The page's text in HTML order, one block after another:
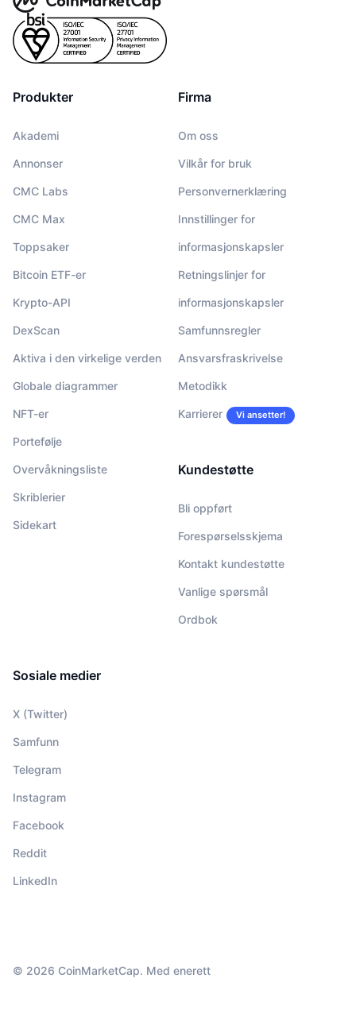
Produkter
Akademi
Annonser
CMC Labs
CMC Max
Toppsaker
Bitcoin ETF-er
Krypto-API
DexScan
Aktiva i den virkelige verden
Globale diagrammer
NFT-er
Portefølje
Overvåkningsliste
Skriblerier
Sidekart
Firma
Om oss
Vilkår for bruk
Personvernerklæring
Innstillinger for
informasjonskapsler
Retningslinjer for
informasjonskapsler
Samfunnsregler
Ansvarsfraskrivelse
Metodikk
Karrierer Vi ansetter!
Kundestøtte
Bli oppført
Forespørselsskjema
Kontakt kundestøtte
Vanlige spørsmål
Ordbok
Sosiale medier
X (Twitter)
Samfunn
Telegram
Instagram
Facebook
Reddit
LinkedIn
© 2026 CoinMarketCap. Med enerett